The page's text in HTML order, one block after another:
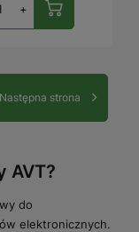
+
Następna strona
AVT?
do
elektronicznych.